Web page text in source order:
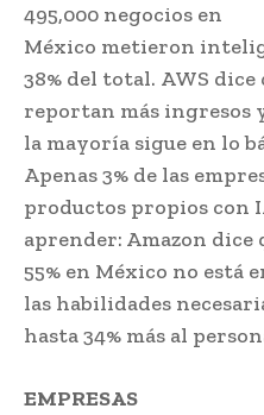
495,000 negocios en
México metieron
38% del total. AWS dice
reportan más ingresos
la mayoría sigue en lo
Apenas 3% de las
productos propios con
aprender: Amazon dice
55% en México no está
las habilidades
hasta 34% más al
EMPRESAS